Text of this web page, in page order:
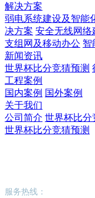
解决方案
弱电系统建设及智能
决方案 安全无线网络
支组网及移动办公 智
新闻资讯
世界杯比分竞猜预测
工程案例
国内案例 国外案例
关于我们
公司简介 世界杯比分
世界杯比分竞猜预测
服务热线：